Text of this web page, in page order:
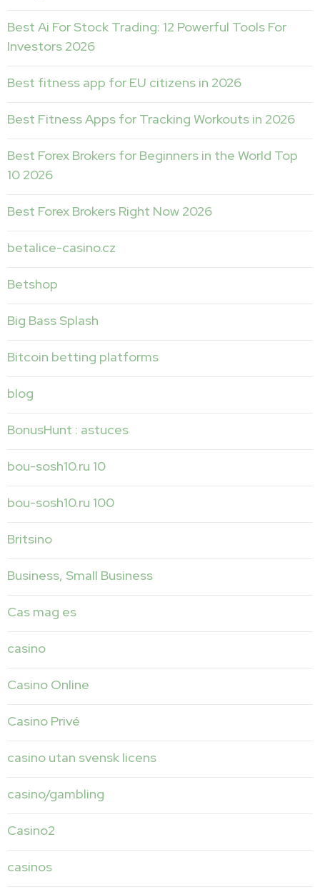
Best Ai For Stock Trading: 12 Powerful Tools For
Investors 2026
Best fitness app for EU citizens in 2026
Best Fitness Apps for Tracking Workouts in 2026
Best Forex Brokers for Beginners in the World Top
10 2026
Best Forex Brokers Right Now 2026
betalice-casino.cz
Betshop
Big Bass Splash
Bitcoin betting platforms
blog
BonusHunt : astuces
bou-sosh10.ru 10
bou-sosh10.ru 100
Britsino
Business, Small Business
Cas mag es
casino
Casino Online
Casino Privé
casino utan svensk licens
casino/gambling
Casino2
casinos